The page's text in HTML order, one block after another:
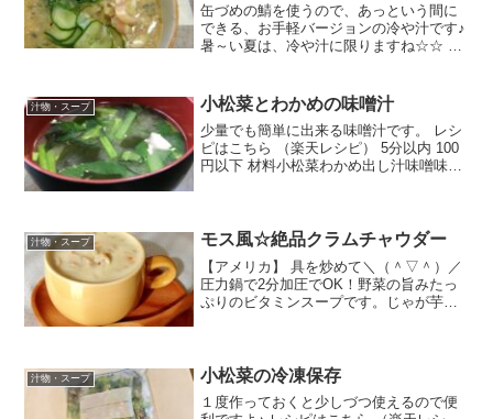
缶づめの鯖を使うので、あっという間に
できる、お手軽バージョンの冷や汁です♪
暑～い夏は、冷や汁に限りますね☆☆ レ
味噌☆白だし☆すりゴマ冷水絹ごし豆腐
きゅうり大葉ミ...
汁物・スープ 小松菜とわかめの味噌汁
少量でも簡単に出来る味噌汁です。 レシ
ピはこちら （楽天レシピ） 5分以内 100
円以下 材料小松菜わかめ出し汁味噌味の
汁物・スープ モス風☆絶品クラムチャウダー
【アメリカ】 具を炒めて＼（＾▽＾）／
圧力鍋で2分加圧でOK！野菜の旨みたっ
ぷりのビタミンスープです。じゃが芋の
が芋...
汁物・スープ 小松菜の冷凍保存
１度作っておくと少しづつ使えるので便